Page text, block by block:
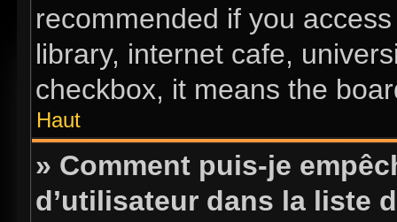
recommended if you
library, internet cafe,
checkbox, it means the
Haut
» Comment puis-je
d’utilisateur dans la liste